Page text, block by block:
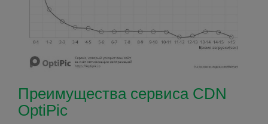
Преимущества сервиса CDN
OptiPic